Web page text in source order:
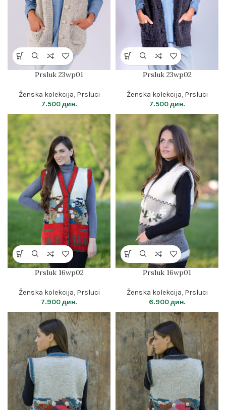
Prsluk 23wp01
Ženska kolekcija, Prsluci
7.500дин.
Prsluk 23wp02
Ženska kolekcija, Prsluci
7.500дин.
Prsluk 16wp02
Ženska kolekcija, Prsluci
7.900дин.
Prsluk 16wp01
Ženska kolekcija, Prsluci
6.900дин.